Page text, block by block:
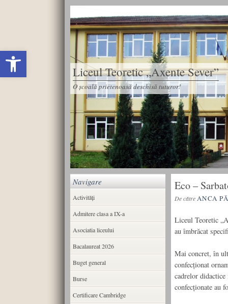
Deschide bara de unelte
Liceul Teoretic „Axente Sever”
O școală prietenoasă deschisă tuturor!
Eco –
De cătreANCA
Liceul Teoretic
au îmbrăcat
Mai concret, în
confecționat
cadrelor
confecționate au
Navigare
Activități
Admitere clasa a IX-a
Asociatia liceului
Bacalaureat 2026
Buget general
Burse
Certificare Cambridge